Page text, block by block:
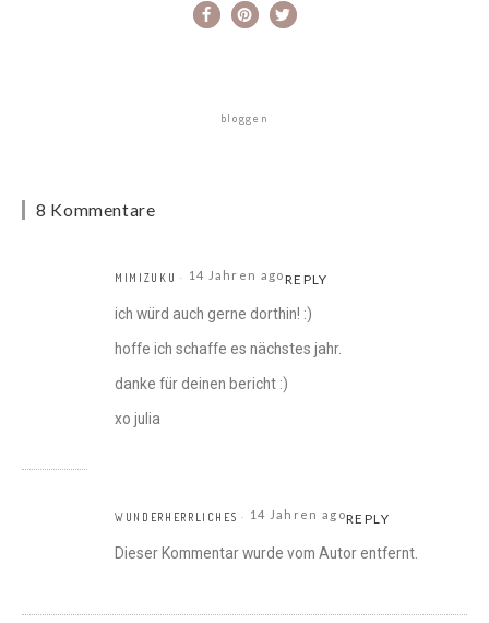
bloggen
8 Kommentare
MIMIZUKU 14 Jahren agoREPLY
ich würd auch gerne dorthin! :)
hoffe ich schaffe es nächstes jahr.
danke für deinen bericht :)
xo julia
WUNDERHERRLICHES 14 Jahren agoREPLY
Dieser Kommentar wurde vom Autor entfernt.